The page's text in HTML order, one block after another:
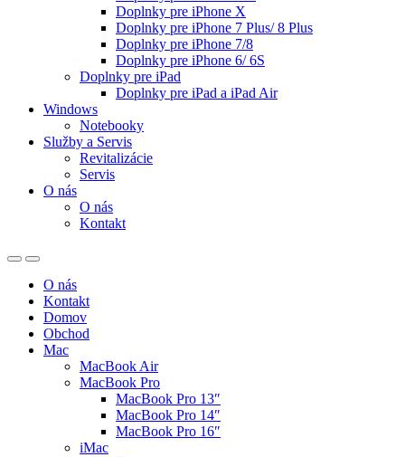
Doplnky pre iPhone X
Doplnky pre iPhone 7 Plus/ 8 Plus
Doplnky pre iPhone 7/8
Doplnky pre iPhone 6/ 6S
Doplnky pre iPad
Doplnky pre iPad a iPad Air
Windows
Notebooky
Služby a Servis
Revitalizácie
Servis
O nás
O nás
Kontakt
O nás
Kontakt
Domov
Obchod
Mac
MacBook Air
MacBook Pro
MacBook Pro 13″
MacBook Pro 14″
MacBook Pro 16″
iMac